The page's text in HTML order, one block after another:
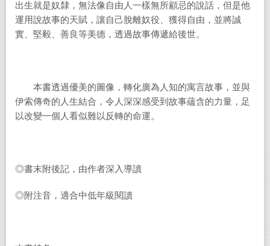
出生就是奴隸，無法像自由人一樣無所顧忌的說話，但是他
運用說故事的天賦，讓自己脫離奴役、獲得自由，並將誠
實、堅毅、善良等美德，透過故事傳遞給後世。
本書透過優美的圖像，轉化廣為人知的寓言故事，並與
伊索傳奇的人生結合，令人深深感受到故事蘊含的力量，足
以改變一個人看似難以反轉的命運。
◎書末附後記，由作者深入導讀
◎附注音，適合中低年級閱讀